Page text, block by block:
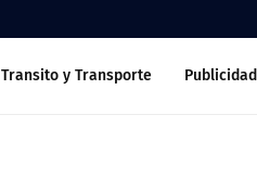
Transito y Transporte Publicidad